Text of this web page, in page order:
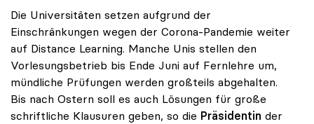
Die Universitäten setzen aufgrund der
Einschränkungen wegen der Corona-Pandemie weiter
auf Distance Learning. Manche Unis stellen den
Vorlesungsbetrieb bis Ende Juni auf Fernlehre um,
mündliche Prüfungen werden großteils abgehalten.
Bis nach Ostern soll es auch Lösungen für große
schriftliche Klausuren geben, so die Präsidentin der